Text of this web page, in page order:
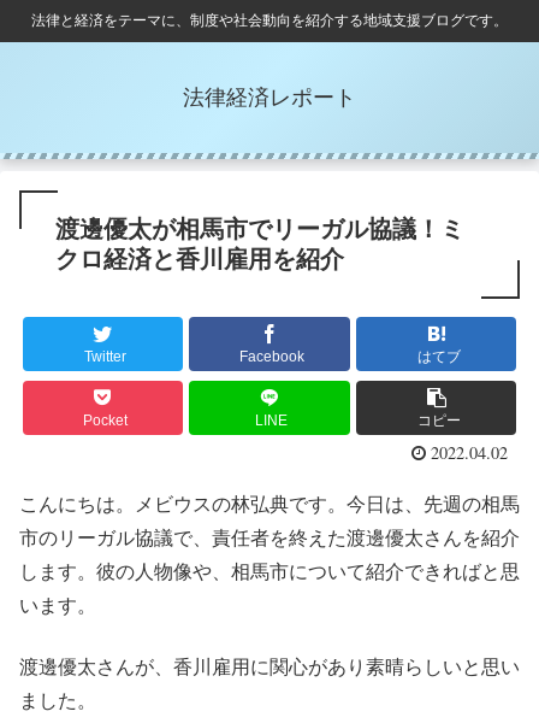
法律と経済をテーマに、制度や社会動向を紹介する地域支援ブログです。
法律経済レポート
渡邊優太が相馬市でリーガル協議！ミ
クロ経済と香川雇用を紹介
Twitter Facebook はてブ
Pocket LINE コピー
2022.04.02
こんにちは。メビウスの林弘典です。今日は、先週の相馬
市のリーガル協議で、責任者を終えた渡邊優太さんを紹介
します。彼の人物像や、相馬市について紹介できればと思
います。
渡邊優太さんが、香川雇用に関心があり素晴らしいと思い
ました。